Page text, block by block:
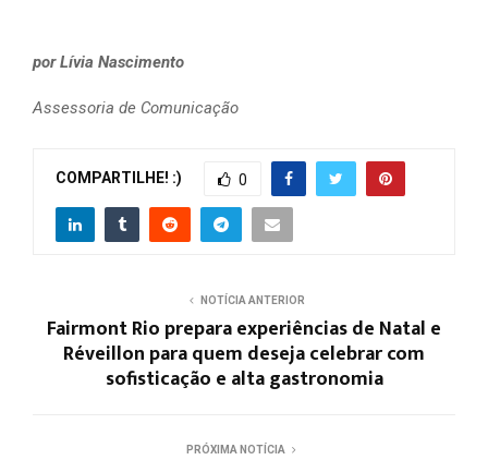
por Lívia Nascimento
Assessoria de Comunicação
COMPARTILHE! :) 0
NOTÍCIA ANTERIOR
Fairmont Rio prepara experiências de Natal e
Réveillon para quem deseja celebrar com
sofisticação e alta gastronomia
PRÓXIMA NOTÍCIA